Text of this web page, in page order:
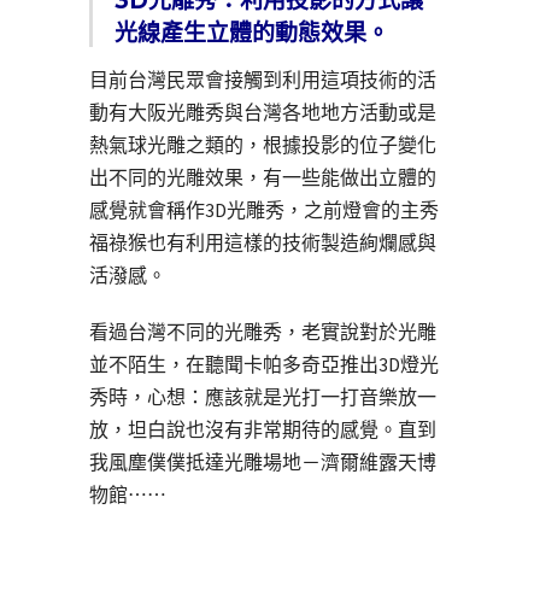
光線產生立體的動態效果。
目前台灣民眾會接觸到利用這項技術的活
動有大阪光雕秀與台灣各地地方活動或是
熱氣球光雕之類的，根據投影的位子變化
出不同的光雕效果，有一些能做出立體的
感覺就會稱作3D光雕秀，之前燈會的主秀
福祿猴也有利用這樣的技術製造絢爛感與
活潑感。
看過台灣不同的光雕秀，老實說對於光雕
並不陌生，在聽聞卡帕多奇亞推出3D燈光
秀時，心想：應該就是光打一打音樂放一
放，坦白說也沒有非常期待的感覺。直到
我風塵僕僕抵達光雕場地－濟爾維露天博
物館⋯⋯